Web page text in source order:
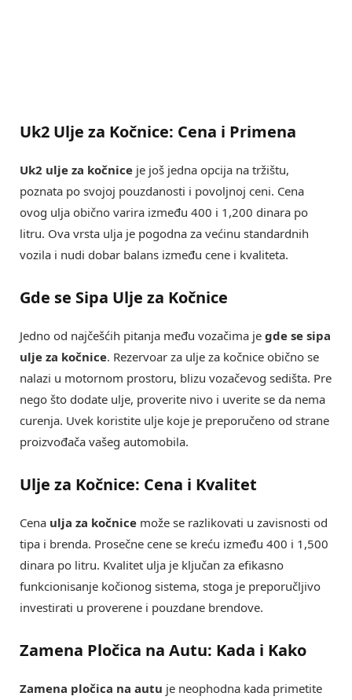
Uk2 Ulje za Kočnice: Cena i Primena
Uk2 ulje za kočnice je još jedna opcija na tržištu,
poznata po svojoj pouzdanosti i povoljnoj ceni. Cena
ovog ulja obično varira između 400 i 1,200 dinara po
litru. Ova vrsta ulja je pogodna za većinu standardnih
vozila i nudi dobar balans između cene i kvaliteta.
Gde se Sipa Ulje za Kočnice
Jedno od najčešćih pitanja među vozačima je gde se sipa
ulje za kočnice. Rezervoar za ulje za kočnice obično se
nalazi u motornom prostoru, blizu vozačevog sedišta. Pre
nego što dodate ulje, proverite nivo i uverite se da nema
curenja. Uvek koristite ulje koje je preporučeno od strane
proizvođača vašeg automobila.
Ulje za Kočnice: Cena i Kvalitet
Cena ulja za kočnice može se razlikovati u zavisnosti od
tipa i brenda. Prosečne cene se kreću između 400 i 1,500
dinara po litru. Kvalitet ulja je ključan za efikasno
funkcionisanje kočionog sistema, stoga je preporučljivo
investirati u proverene i pouzdane brendove.
Zamena Pločica na Autu: Kada i Kako
Zamena pločica na autu je neophodna kada primetite